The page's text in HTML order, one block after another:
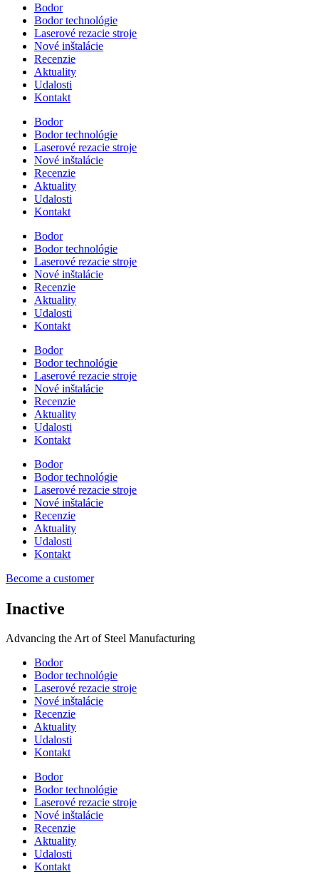
Bodor
Bodor technológie
Laserové rezacie stroje
Nové inštalácie
Recenzie
Aktuality
Udalosti
Kontakt
Bodor
Bodor technológie
Laserové rezacie stroje
Nové inštalácie
Recenzie
Aktuality
Udalosti
Kontakt
Bodor
Bodor technológie
Laserové rezacie stroje
Nové inštalácie
Recenzie
Aktuality
Udalosti
Kontakt
Bodor
Bodor technológie
Laserové rezacie stroje
Nové inštalácie
Recenzie
Aktuality
Udalosti
Kontakt
Bodor
Bodor technológie
Laserové rezacie stroje
Nové inštalácie
Recenzie
Aktuality
Udalosti
Kontakt
Become a customer
Inactive
Advancing the Art of Steel Manufacturing
Bodor
Bodor technológie
Laserové rezacie stroje
Nové inštalácie
Recenzie
Aktuality
Udalosti
Kontakt
Bodor
Bodor technológie
Laserové rezacie stroje
Nové inštalácie
Recenzie
Aktuality
Udalosti
Kontakt